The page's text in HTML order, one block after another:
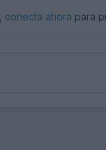
conecta ahora para